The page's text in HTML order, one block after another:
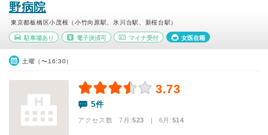
野病院
東京都板橋区小茂根（小竹向原駅、氷川台駅、新桜台駅）
駐車場あり 電子決済可 マイナ受付 女医在籍
土曜（〜16:30）
3.73
5件
アクセス数 7月:523 | 6月:514